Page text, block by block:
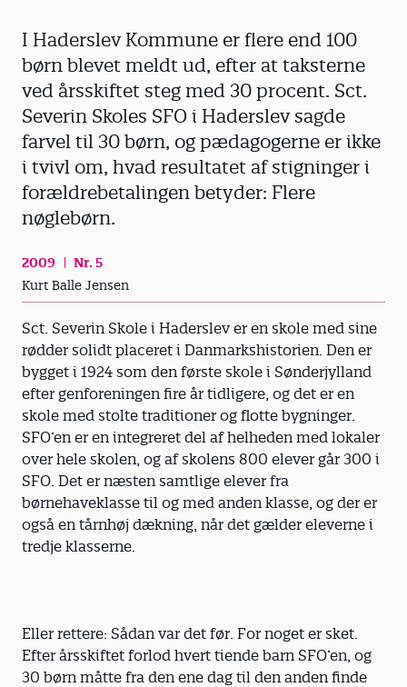
I Haderslev Kommune er flere end 100
børn blevet meldt ud, efter at taksterne
ved årsskiftet steg med 30 procent. Sct.
Severin Skoles SFO i Haderslev sagde
farvel til 30 børn, og pædagogerne er ikke
i tvivl om, hvad resultatet af stigninger i
forældrebetalingen betyder: Flere
nøglebørn.
2009
Nr. 5
Kurt Balle Jensen
Sct. Severin Skole i Haderslev er en skole med sine
rødder solidt placeret i Danmarkshistorien. Den er
bygget i 1924 som den første skole i Sønderjylland
efter genforeningen fire år tidligere, og det er en
skole med stolte traditioner og flotte bygninger.
SFO’en er en integreret del af helheden med lokaler
over hele skolen, og af skolens 800 elever går 300 i
SFO. Det er næsten samtlige elever fra
børnehaveklasse til og med anden klasse, og der er
også en tårnhøj dækning, når det gælder eleverne i
tredje klasserne.
Eller rettere: Sådan var det før. For noget er sket.
Efter årsskiftet forlod hvert tiende barn SFO’en, og
30 børn måtte fra den ene dag til den anden finde